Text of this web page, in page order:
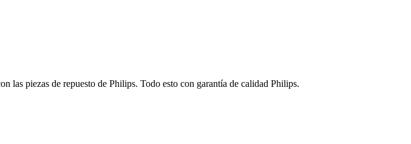
las piezas de repuesto de Philips. Todo esto con garantía de calidad Philips.